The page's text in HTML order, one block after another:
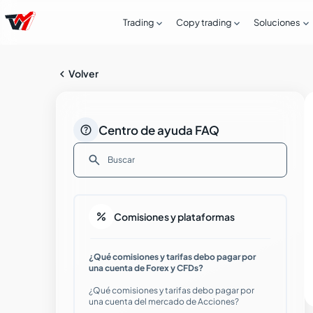
Trading Copy trading Soluciones 
 Volver
 Centro de ayuda FAQ

Tradeview Markets?
Live con Tradeview Markets
Problemas comunes en el proceso de
verificación de identidad
 Comisiones y plataformas
¿Qué comisiones y tarifas debo pagar por
una cuenta de Forex y CFDs?
¿Qué comisiones y tarifas debo pagar por
una cuenta del mercado de Acciones?